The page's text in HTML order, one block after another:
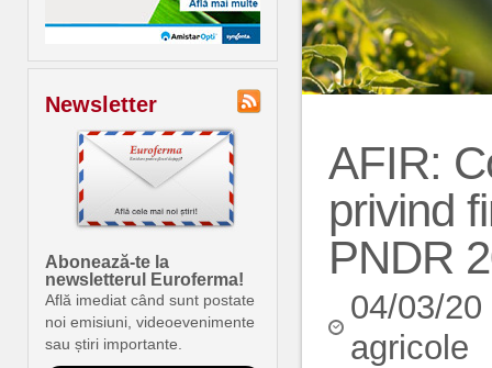
Newsletter
Abonează-te la
newsletterul Euroferma!
Află imediat când sunt postate
noi emisiuni, videoevenimente
sau știri importante.
AFIR:
privind
PNDR
04/03/
agricole